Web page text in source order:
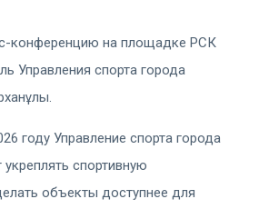
конференцию на площадке РСК
Управления спорта города
году Управление спорта города
спортивную
объекты доступнее для